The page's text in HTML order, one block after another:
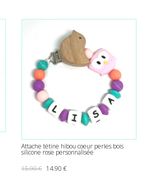
Attache tétine hibou coeur perles bois
silicone rose personnalisée
15.90€ Le prix initial était : 15.90 €.
14.90 €Le prix actuel est : 14.90 €.